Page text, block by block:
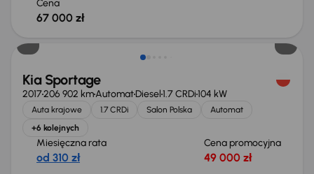
Cena
67 000 zł
Kia Sportage
2017206 902 kmAutomatDiesel1.7 CRDi104 kW
Auta krajowe 1.7 CRDi Salon Polska
Automat
+6 kolejnych
Miesięczna rata
od 310 zł
Cena promocyjna
49 000 zł